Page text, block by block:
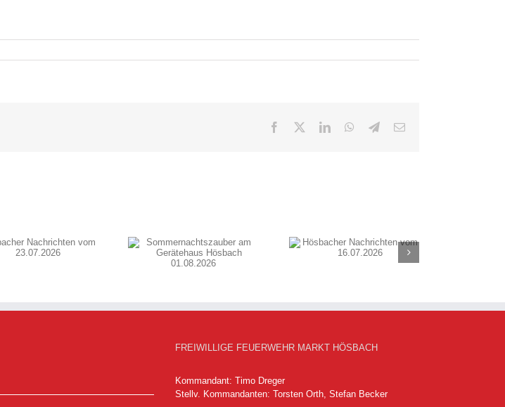
Facebook LinkedInWhatsApp
Telegram
E-
Sommernachtszauber
Hösbacher Nachrichten
vom 16.07.2026
FREIWILLIGE FEUERWEHR MARKT HÖSBACH
Kommandant: Timo Dreger
Stellv. Kommandanten: Torsten Orth, Stefan Becker